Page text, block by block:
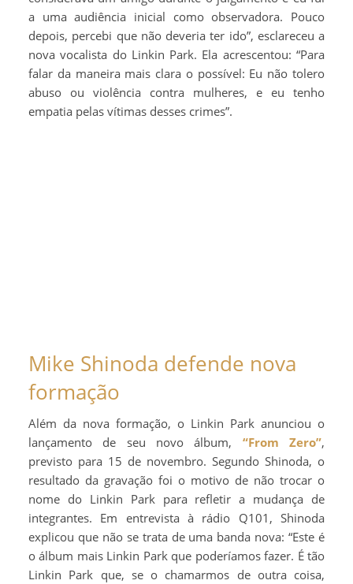
a uma audiência inicial como observadora. Pouco
depois, percebi que não deveria ter ido”, esclareceu a
nova vocalista do Linkin Park. Ela acrescentou: “Para
falar da maneira mais clara o possível: Eu não tolero
abuso ou violência contra mulheres, e eu tenho
empatia pelas vítimas desses crimes”.
Mike Shinoda defende nova
formação
Além da nova formação, o Linkin Park anunciou o
lançamento de seu novo álbum, “From Zero”,
previsto para 15 de novembro. Segundo Shinoda, o
resultado da gravação foi o motivo de não trocar o
nome do Linkin Park para refletir a mudança de
integrantes. Em entrevista à rádio Q101, Shinoda
explicou que não se trata de uma banda nova: “Este é
o álbum mais Linkin Park que poderíamos fazer. É tão
Linkin Park que, se o chamarmos de outra coisa,